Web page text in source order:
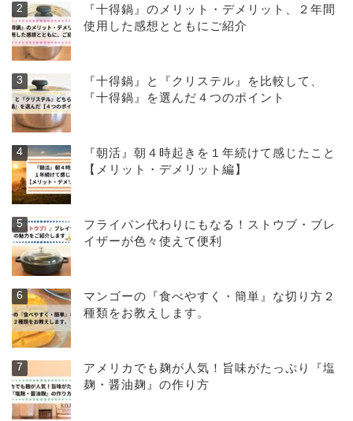
『十得鍋』のメリット・デメリット、２年間
使用した感想とともにご紹介
『十得鍋』と『クリステル』を比較して、
『十得鍋』を選んだ４つのポイント
『朝活』朝４時起きを１年続けて感じたこと
【メリット・デメリット編】
フライパン代わりにもなる！ストウブ・ブレ
イザーが色々使えて便利
マンゴーの『食べやすく・簡単』な切り方２
種類をお教えします。
アメリカでも麹が人気！旨味がたっぷり『塩
麹・醤油麹』の作り方